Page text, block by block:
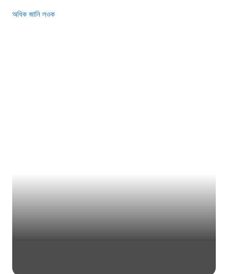
অধিক জানি লওক